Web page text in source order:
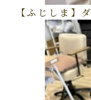
【ふじしま】